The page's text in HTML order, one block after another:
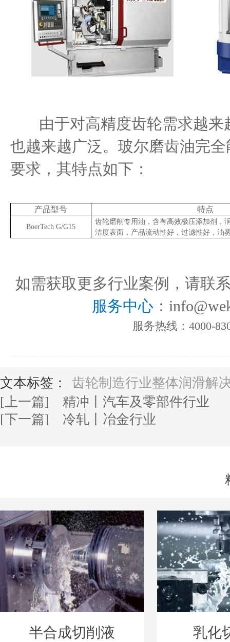
由于对高精度齿轮需求越来
也越来越广泛。玻尔磨齿油完
要求，其特点如下：
产品型号 特点
BoerTech G/G15
齿轮磨削专用油，含有高效极压添加剂，
洁度表面，产品流动性好，过滤性好，油
如需获取更多行业案例，请联
服务中心：
服务热线：4000-
文本标签：
齿轮制造行业整体润滑解
[上一篇] 精冲丨汽车及零部件行业
[下一篇] 冷轧丨冶金行业
半合成切削液 乳化